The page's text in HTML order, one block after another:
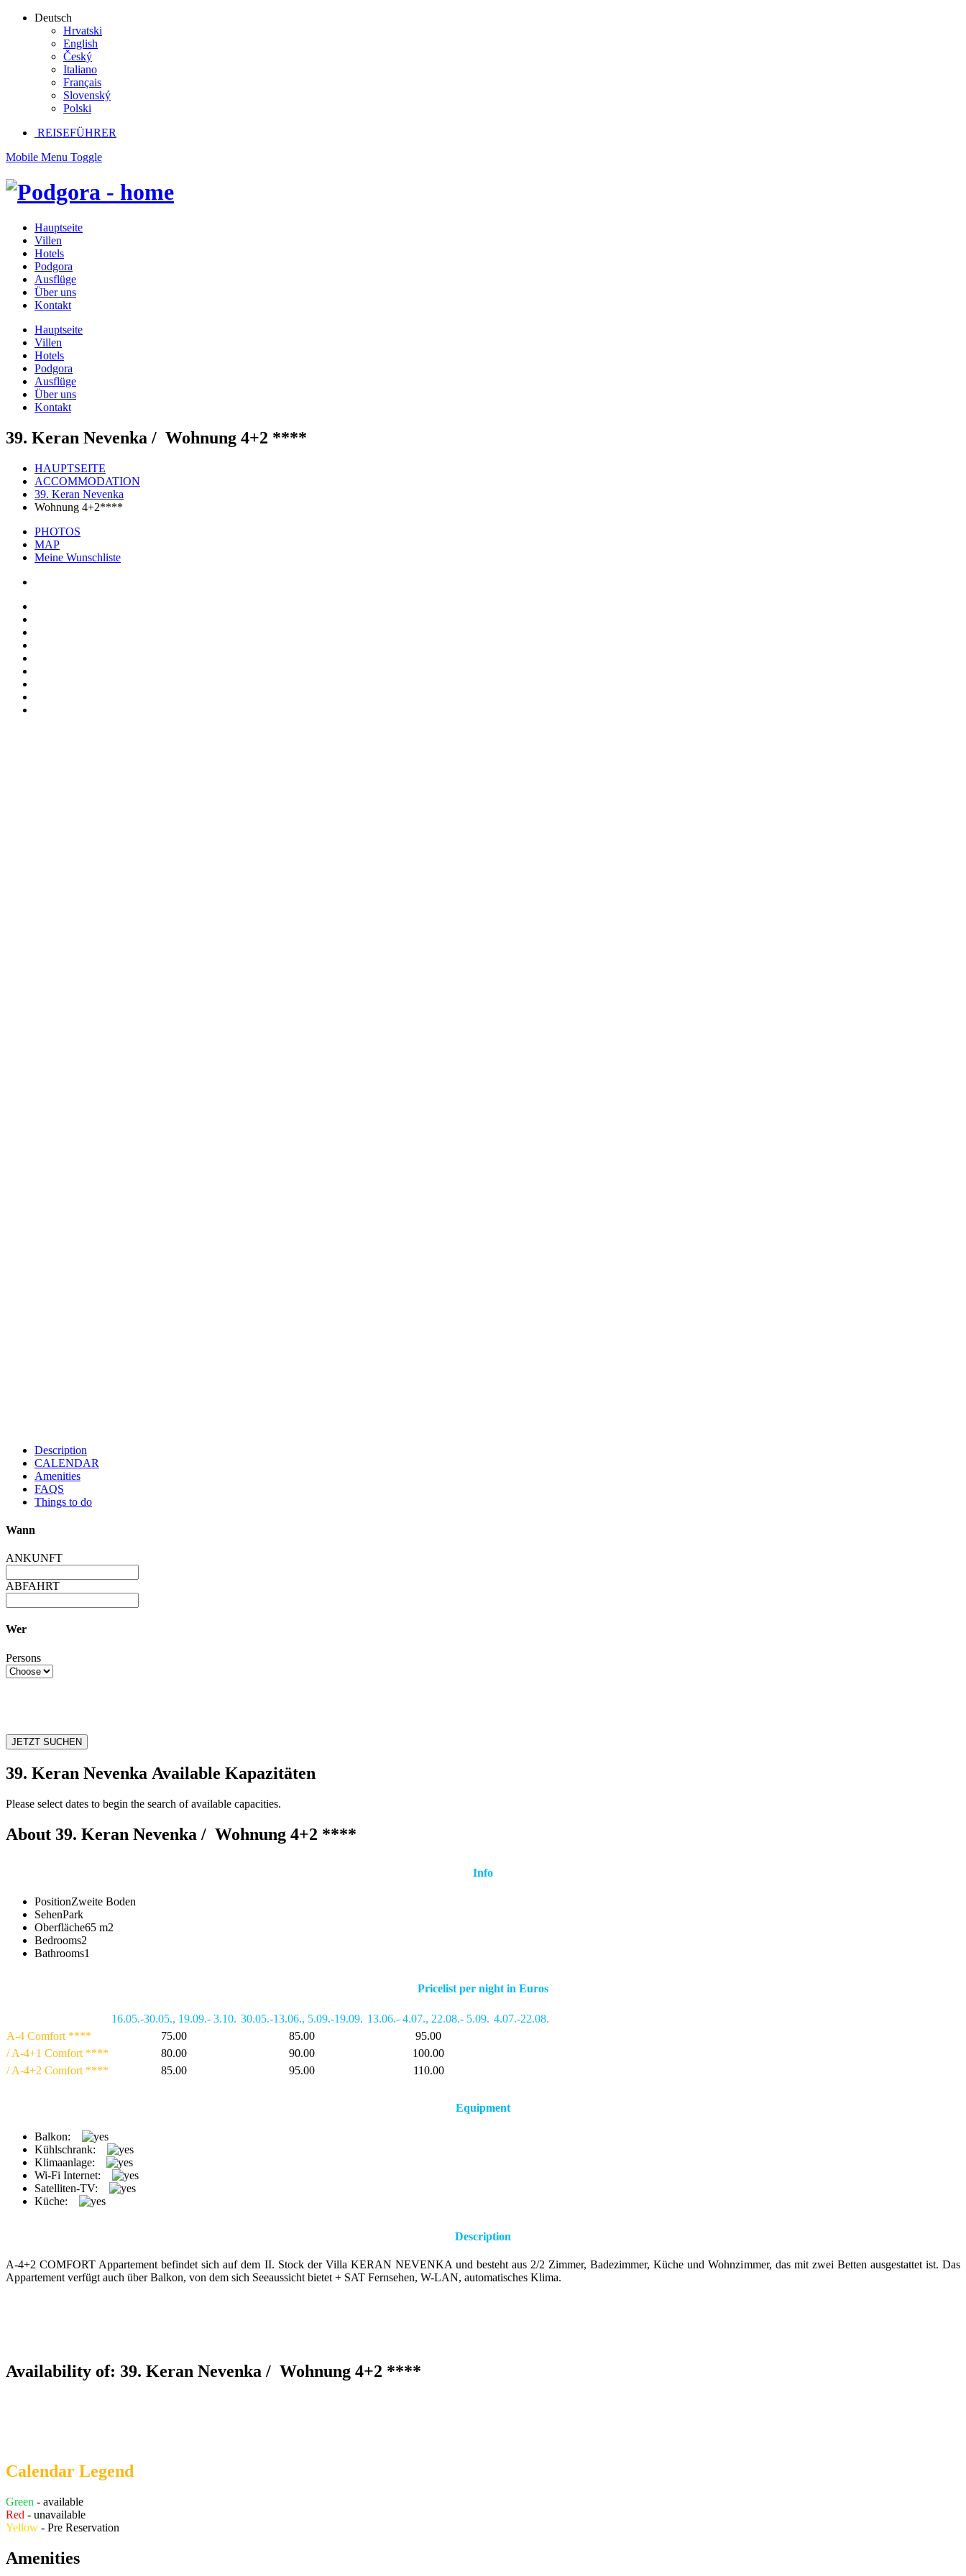
Deutsch
Hrvatski
English
Český
Italiano
Français
Slovenský
Polski
REISEFÜHRER
Mobile Menu Toggle
Hauptseite
Villen
Hotels
Podgora
Ausflüge
Über uns
Kontakt
Hauptseite
Villen
Hotels
Podgora
Ausflüge
Über uns
Kontakt
39. Keran Nevenka / Wohnung 4+2 ****
HAUPTSEITE
ACCOMMODATION
39. Keran Nevenka
Wohnung 4+2****
PHOTOS
MAP
Meine Wunschliste
Description
CALENDAR
Amenities
FAQS
Things to do
Wann
ANKUNFT
ABFAHRT
Wer
Persons
JETZT SUCHEN
39. Keran Nevenka Available Kapazitäten
Please select dates to begin the search of available capacities.
About 39. Keran Nevenka / Wohnung 4+2 ****
Info
PositionZweite Boden
SehenPark
Oberfläche65 m2
Bedrooms2
Bathrooms1
Pricelist per night in Euros
16.05.-30.05., 19.09.- 3.10. 30.05.-13.06., 5.09.-19.09. 13.06.- 4.07., 22.08.- 5.09. 4.07.-22.08.
A-4 Comfort ****
75.00 85.00
95.00
/ A-4+1 Comfort ****
80.00 90.00
100.00
/ A-4+2 Comfort ****
85.00 95.00 110.00
Equipment
Balkon:
Kühlschrank:
Klimaanlage:
Wi-Fi Internet:
Satelliten-TV:
Küche:
Description
A-4+2 COMFORT Appartement befindet sich auf dem II. Stock der Villa KERAN NEVENKA und besteht aus 2/2 Zimmer, Badezimmer, Küche und Wohnzimmer, das mit zwei Betten ausgestattet ist. Das
Appartement verfügt auch über Balkon, von dem sich Seeaussicht bietet + SAT Fernsehen, W-LAN, automatisches Klima.
Availability of: 39. Keran Nevenka / Wohnung 4+2 ****
Calendar Legend
Green - available
Red - unavailable
Yellow - Pre Reservation
Amenities